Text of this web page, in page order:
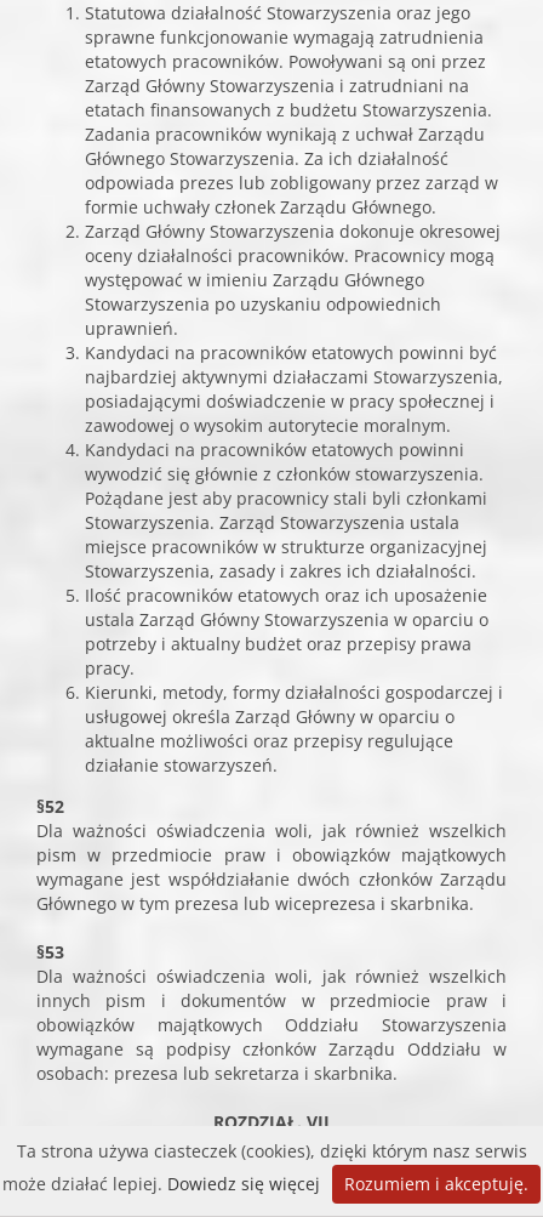
Statutowa działalność Stowarzyszenia oraz jego
sprawne funkcjonowanie wymagają zatrudnienia
etatowych pracowników. Powoływani są oni przez
Zarząd Główny Stowarzyszenia i zatrudniani na
etatach finansowanych z budżetu Stowarzyszenia.
Zadania pracowników wynikają z uchwał Zarządu
Głównego Stowarzyszenia. Za ich działalność
odpowiada prezes lub zobligowany przez zarząd w
formie uchwały członek Zarządu Głównego.
Zarząd Główny Stowarzyszenia dokonuje okresowej
oceny działalności pracowników. Pracownicy mogą
występować w imieniu Zarządu Głównego
Stowarzyszenia po uzyskaniu odpowiednich
uprawnień.
Kandydaci na pracowników etatowych powinni być
najbardziej aktywnymi działaczami Stowarzyszenia,
posiadającymi doświadczenie w pracy społecznej i
zawodowej o wysokim autorytecie moralnym.
Kandydaci na pracowników etatowych powinni
wywodzić się głównie z członków stowarzyszenia.
Pożądane jest aby pracownicy stali byli członkami
Stowarzyszenia. Zarząd Stowarzyszenia ustala
miejsce pracowników w strukturze organizacyjnej
Stowarzyszenia, zasady i zakres ich działalności.
Ilość pracowników etatowych oraz ich uposażenie
ustala Zarząd Główny Stowarzyszenia w oparciu o
potrzeby i aktualny budżet oraz przepisy prawa
pracy.
Kierunki, metody, formy działalności gospodarczej i
usługowej określa Zarząd Główny w oparciu o
aktualne możliwości oraz przepisy regulujące
działanie stowarzyszeń.
§52
Dla ważności oświadczenia woli, jak również wszelkich
pism w przedmiocie praw i obowiązków majątkowych
wymagane jest współdziałanie dwóch członków Zarządu
Głównego w tym prezesa lub wiceprezesa i skarbnika.
§53
Dla ważności oświadczenia woli, jak również wszelkich
innych pism i dokumentów w przedmiocie praw i
obowiązków majątkowych Oddziału Stowarzyszenia
wymagane są podpisy członków Zarządu Oddziału w
osobach: prezesa lub sekretarza i skarbnika.
ROZDZIAŁ. VII
ZMIANA STATUTU I ROZWIĄZANIE STOWARZYSZENIA
§54
Ta strona używa ciasteczek (cookies), dzięki którym nasz serwis
może działać lepiej. Dowiedz się więcej Rozumiem i akceptuję.